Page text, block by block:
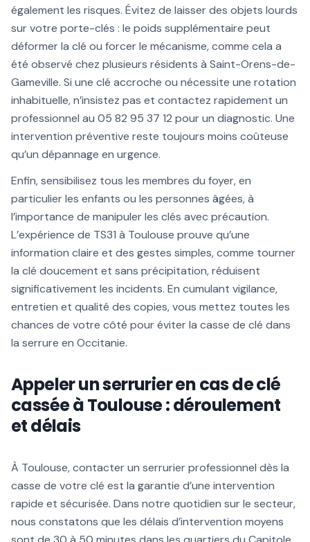
également les risques. Évitez de laisser des objets lourds
sur votre porte-clés : le poids supplémentaire peut
déformer la clé ou forcer le mécanisme, comme cela a
été observé chez plusieurs résidents à Saint-Orens-de-
Gameville. Si une clé accroche ou nécessite une rotation
inhabituelle, n’insistez pas et contactez rapidement un
professionnel au 05 82 95 37 12 pour un diagnostic. Une
intervention préventive reste toujours moins coûteuse
qu’un dépannage en urgence.
Enfin, sensibilisez tous les membres du foyer, en
particulier les enfants ou les personnes âgées, à
l’importance de manipuler les clés avec précaution.
L’expérience de TS31 à Toulouse prouve qu’une
information claire et des gestes simples, comme tourner
la clé doucement et sans précipitation, réduisent
significativement les incidents. En cumulant vigilance,
entretien et qualité des copies, vous mettez toutes les
chances de votre côté pour éviter la casse de clé dans
la serrure en Occitanie.
Appeler un serrurier en cas de clé
cassée à Toulouse : déroulement
et délais
À Toulouse, contacter un serrurier professionnel dès la
casse de votre clé est la garantie d’une intervention
rapide et sécurisée. Dans notre quotidien sur le secteur,
nous constatons que les délais d’intervention moyens